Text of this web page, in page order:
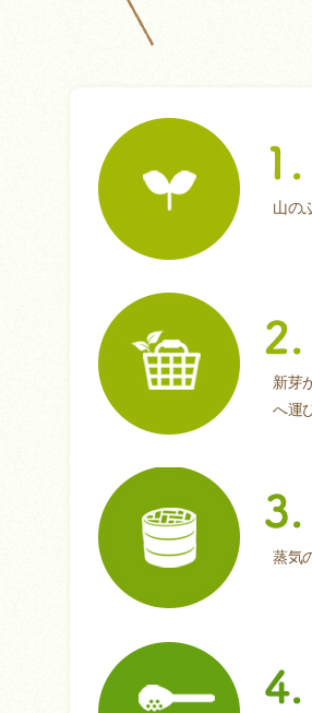
山の
新芽
へ運
蒸気